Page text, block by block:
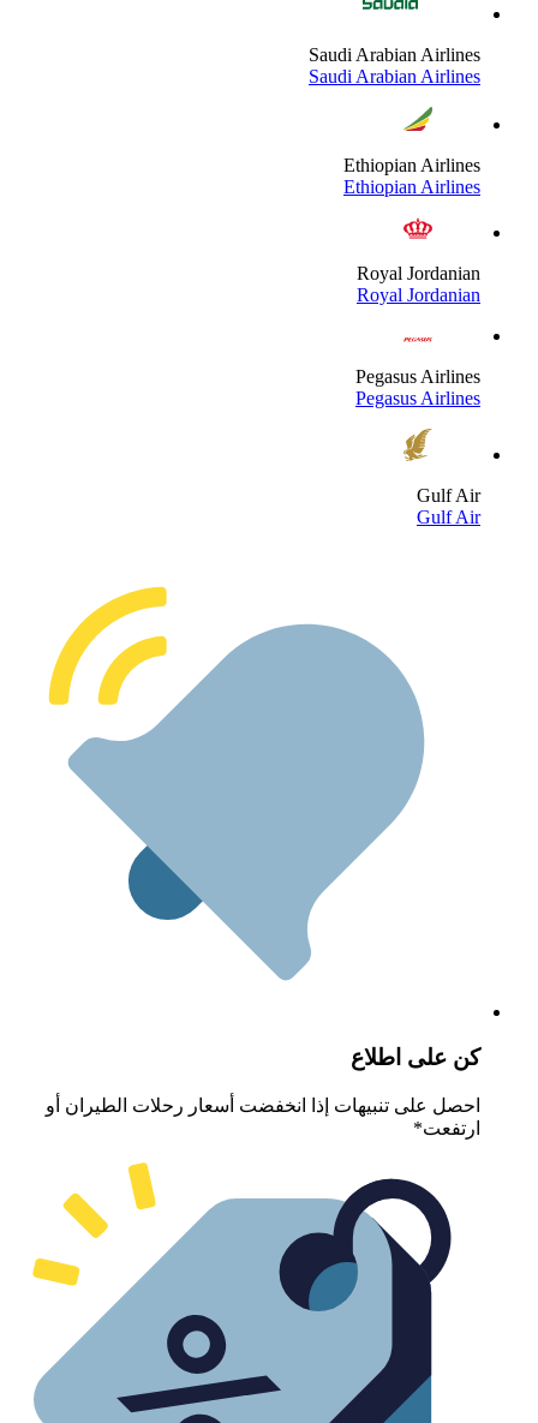
Saudi Arabian
Saudi Arabian
Ethiopian
Ethiopian
Royal
Royal
Pegasus
Pegasus
Gulf
Gulf
على اطلاع
على تنبيهات إذا انخفضت أسعار رحلات الطيران أو